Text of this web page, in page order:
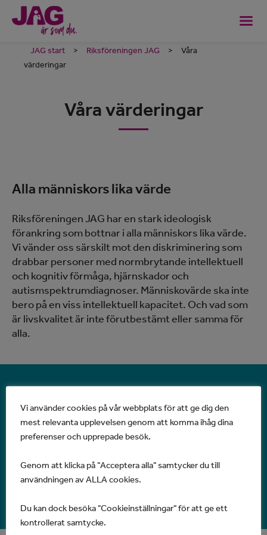
JAG start > Riksföreningen JAG >
Våra
värderingar
Våra värderingar
Alla människors lika värde
Riksföreningen JAG har en stark ideologisk
förankring som bottnar i alla människors lika värde.
Vi vänder oss särskilt mot den diskriminering som
drabbar personer med normbrytande intellektuell
och kognitiv förmåga, hjärnskador och
autismspektrumdiagnoser. Människovärde ska inte
bero på en viss intellektuell kapacitet. Och vad som
är livskvalitet är inte förutbestämt eller samma för
alla.
Vi är övertygade om att alla människor har en vilja
och förmåga att utöva självbestämmande,
man är omgiven av människor som har
förutsättningar att förstå och respektera ens vilja.
Vi använder cookies på vår webbplats för att ge dig den
mest relevanta upplevelsen genom att komma ihåg dina
preferenser och upprepade besök.
Genom att klicka på "Acceptera alla" samtycker du till
användningen av ALLA cookies.
Du kan dock besöka "Cookieinställningar" för att ge ett
kontrollerat samtycke.